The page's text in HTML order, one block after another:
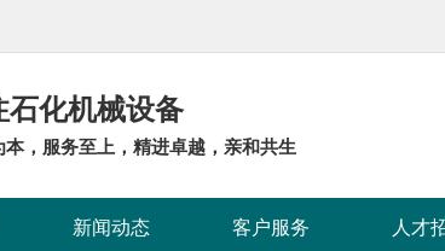
石化机械设备
本，服务至上，精进卓越，亲和共生
新闻动态 客户服务 人才